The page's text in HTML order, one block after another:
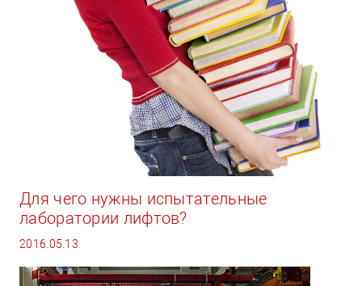
Для чего нужны испытательные
лаборатории лифтов?
2016.05.13